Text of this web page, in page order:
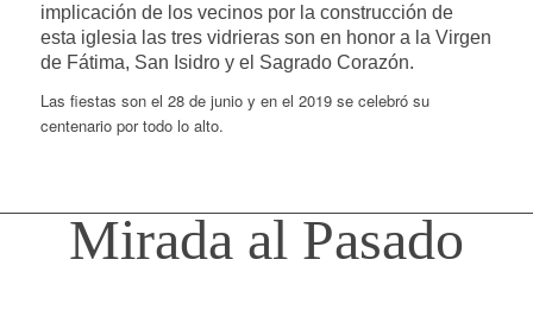
implicación de los vecinos por la construcción de
esta iglesia las tres vidrieras son en honor a la Virgen
de Fátima, San Isidro y el Sagrado Corazón.
Las fiestas son el 28 de junio y en el 2019 se celebró su
centenario por todo lo alto.
Mirada al Pasado